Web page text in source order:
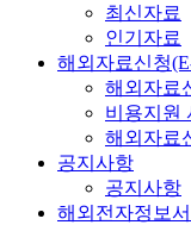
최신자료
인기자료
해외자료신청
해외자료
비용지원
해외자료
공지사항
공지사항
해외전자정보